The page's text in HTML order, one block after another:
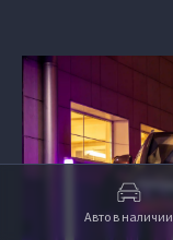
Авто в наличии